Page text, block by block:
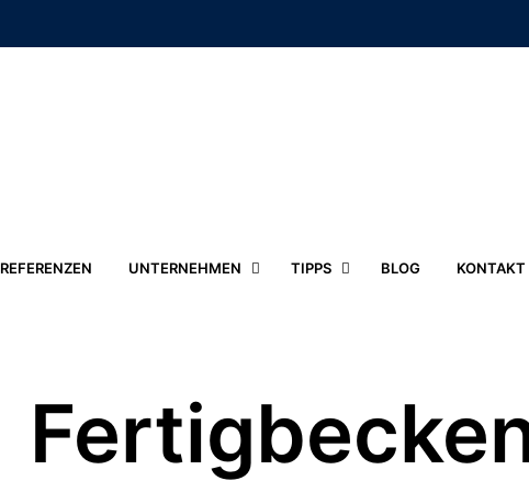
REFERENZEN UNTERNEHMEN TIPPS BLOG KONTAKT